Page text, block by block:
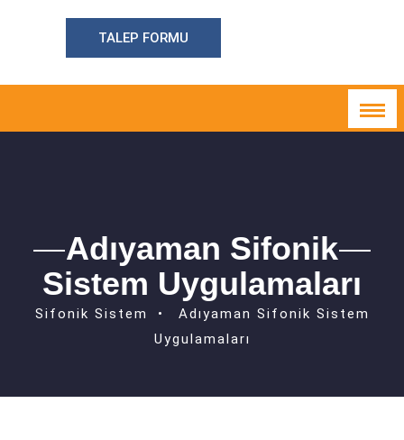
TALEP FORMU
Adıyaman Sifonik
Sistem Uygulamaları
Sifonik Sistem
Adıyaman Sifonik Sistem
Uygulamaları